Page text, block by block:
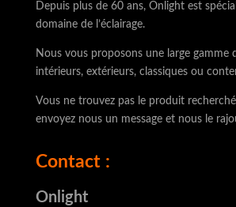
Depuis plus de 60 ans, Onlight est
domaine de l’éclairage.
Nous vous proposons une large gamme
intérieurs, extérieurs, classiques ou
Vous ne trouvez pas le produit
envoyez nous un message et nous le
Contact :
Onlight